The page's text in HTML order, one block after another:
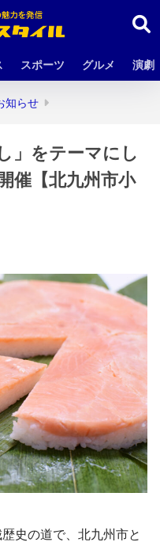
スポーツ グルメ 演劇
知らせ
」をテーマにし
催【北九州市小
史の道で、北九州市と